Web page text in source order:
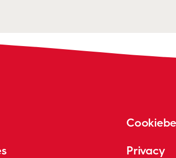
Privacy